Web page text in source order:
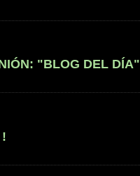
"BLOG DEL DÍA"